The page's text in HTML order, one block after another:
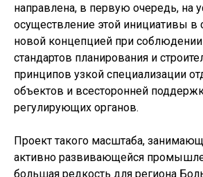
направлена, в первую очередь, на
осуществление этой инициативы в
новой концепцией при
стандартов планирования и
принципов узкой специализации
объектов и всесторонней
регулирующих органов.
Проект такого масштаба,
активно развивающейся
большая редкость для региона